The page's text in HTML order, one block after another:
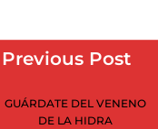
Previous Post
GUÁRDATE DEL VENENO
DE LA HIDRA